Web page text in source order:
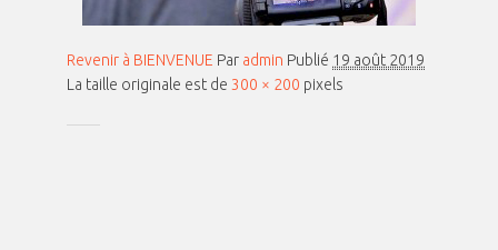
Revenir à BIENVENUE Par admin Publié 19 août 2019
La taille originale est de 300 × 200 pixels